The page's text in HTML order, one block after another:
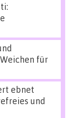
für
ebnet
und